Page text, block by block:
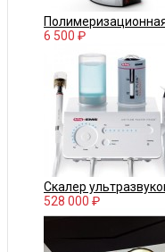
6 500 ₽
Скалер
528 000 ₽